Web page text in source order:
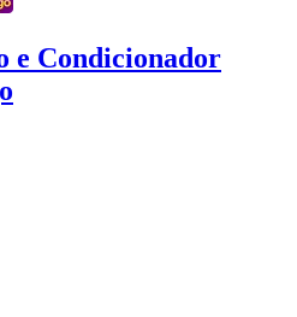
e Condicionador